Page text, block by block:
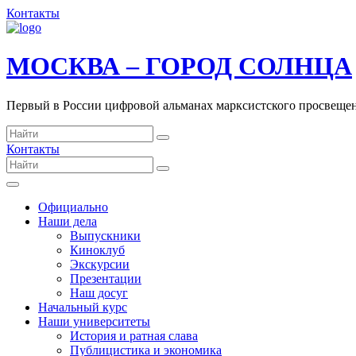
Контакты
МОСКВА – ГОРОД СОЛНЦА
Первый в России цифровой альманах марксистского
Контакты
Официально
Наши дела
Выпускники
Киноклуб
Экскурсии
Презентации
Наш досуг
Начальный курс
Наши университеты
История и ратная слава
Публицистика и экономика